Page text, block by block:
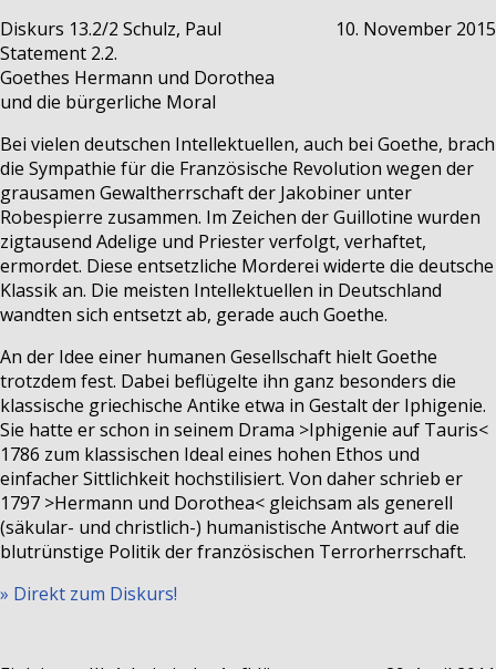
Diskurs 13.2/2 10. November 2015
Schulz, Paul
Statement 2.2.
Goethes Hermann und Dorothea
und die bürgerliche Moral
Bei vielen deutschen Intellektuellen, auch bei Goethe, brach
die Sympathie für die Französische Revolution wegen der
grausamen Gewaltherrschaft der Jakobiner unter
Robespierre zusammen. Im Zeichen der Guillotine wurden
zigtausend Adelige und Priester verfolgt, verhaftet,
ermordet. Diese entsetzliche Morderei widerte die deutsche
Klassik an. Die meisten Intellektuellen in Deutschland
wandten sich entsetzt ab, gerade auch Goethe.
An der Idee einer humanen Gesellschaft hielt Goethe
trotzdem fest. Dabei beflügelte ihn ganz besonders die
klassische griechische Antike etwa in Gestalt der Iphigenie.
Sie hatte er schon in seinem Drama >Iphigenie auf Tauris<
1786 zum klassischen Ideal eines hohen Ethos und
einfacher Sittlichkeit hochstilisiert. Von daher schrieb er
1797 >Hermann und Dorothea< gleichsam als generell
(säkular- und christlich-) humanistische Antwort auf die
blutrünstige Politik der französischen Terrorherrschaft.
» Direkt zum Diskurs!